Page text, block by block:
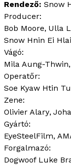
Rendező Snow
Producer:
Bob Moore Ulla
Snow Hnin Ei
Vágó:
Mila Aung-Thwin
Operatőr:
Soe Kyaw Htin
Zene:
Olivier Alary
Gyártó:
EyeSteelFilm,
Forgalmazó:
Dogwoof Luke